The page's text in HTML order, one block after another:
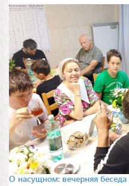
О насущном: вечерняя